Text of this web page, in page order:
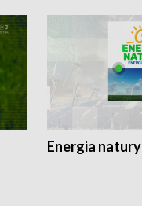
Energia natury